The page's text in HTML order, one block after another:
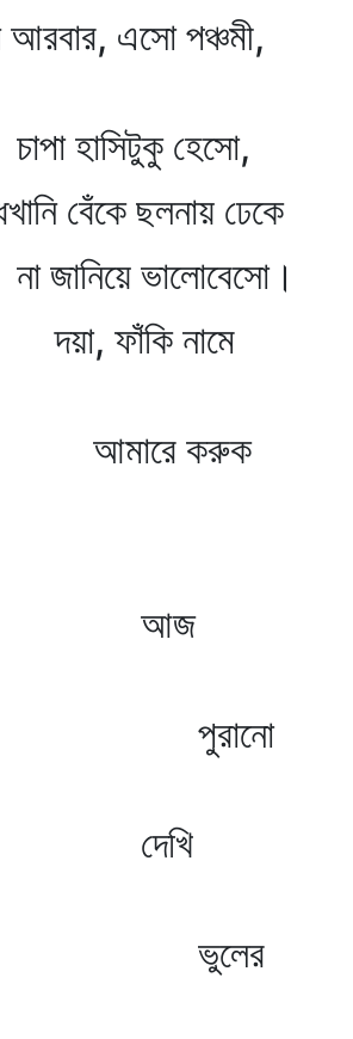
এসো পঞ্চমী,
হেসো,
ছলনায় ঢেকে
ভালোবেসো।
নামে
করুক